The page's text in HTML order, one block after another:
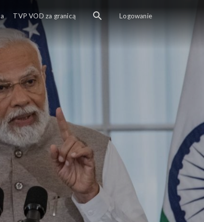
TVP VOD za granicą Logowanie